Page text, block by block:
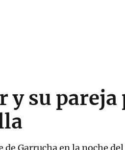
y su pareja